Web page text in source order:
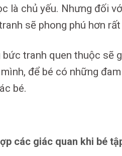
là chủ yếu. Nhưng đối
sẽ phong phú hơn
bức tranh quen thuộc sẽ
để bé có những
bé.
các giác quan khi bé